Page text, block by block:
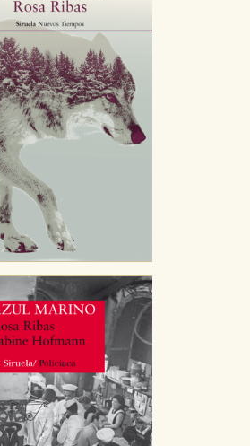
DE COOKIES